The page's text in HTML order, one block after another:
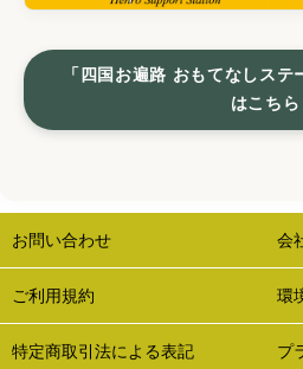
「四国お遍路 おもてなしス
はこちら
お問い合わせ 会
ご利用規約 環
特定商取引法による表記 プ